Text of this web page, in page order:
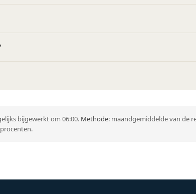
bijgewerkt om 06:00. Methode: maandgemiddelde van de